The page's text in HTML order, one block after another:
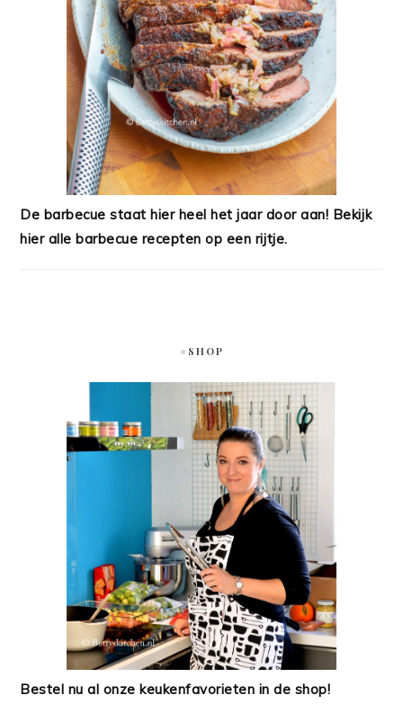
De barbecue staat hier heel het jaar door aan! Bekijk
hier alle barbecue recepten op een rijtje.
#SHOP
Bestel nu al onze keukenfavorieten in de shop!